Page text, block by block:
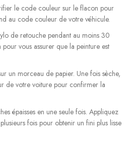
le code couleur sur le flacon pour
au code couleur de votre véhicule.
de retouche pendant au moins 30
vous assurer que la peinture est
un morceau de papier. Une fois sèche,
de votre voiture pour confirmer la
épaisses en une seule fois. Appliquez
fois pour obtenir un fini plus lisse